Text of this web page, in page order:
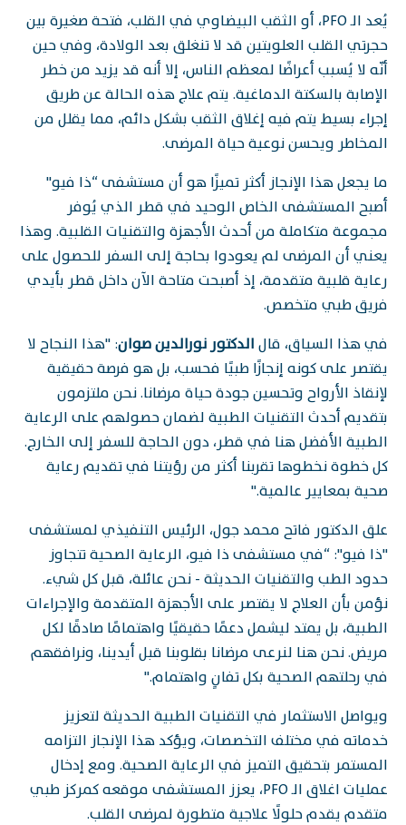
يُعد الـ PFO، أو الثقب البيضاوي في القلب، فتحة صغيرة بين
حجرتي القلب العلويتين قد لا تنغلق بعد الولادة، وفي حين
أنّه لا يُسبب أعراضًا لمعظم الناس، إلا أنه قد يزيد من خطر
الإصابة بالسكتة الدماغية. يتم علاج هذه الحالة عن طريق
إجراء بسيط يتم فيه إغلاق الثقب بشكل دائم، مما يقلل من
المخاطر ويحسن نوعية حياة المرضى.
ما يجعل هذا الإنجاز أكثر تميزًا هو أن مستشفى “ذا فيو"
أصبح المستشفى الخاص الوحيد في قطر الذي يُوفر
مجموعة متكاملة من أحدث الأجهزة والتقنيات القلبية. وهذا
يعني أن المرضى لم يعودوا بحاجة إلى السفر للحصول على
رعاية قلبية متقدمة، إذ أصبحت متاحة الآن داخل قطر بأيدي
فريق طبي متخصص.
في هذا السياق، قالالدكتور نورالدين صوان: "هذا النجاح لا
يقتصر على كونه إنجازًا طبيًا فحسب، بل هو فرصة حقيقية
لإنقاذ الأرواح وتحسين جودة حياة مرضانا. نحن ملتزمون
بتقديم أحدث التقنيات الطبية لضمان حصولهم على الرعاية
الطبية الأفضل هنا في قطر، دون الحاجة للسفر إلى الخارج.
كل خطوة نخطوها تقربنا أكثر من رؤيتنا في تقديم رعاية
صحية بمعايير عالمية."
علق الدكتور فاتح محمد جول، الرئيس التنفيذي لمستشفى
"ذا فيو": “في مستشفى ذا فيو، الرعاية الصحية تتجاوز
حدود الطب والتقنيات الحديثة - نحن عائلة، قبل كل شيء.
نؤمن بأن العلاج لا يقتصر على الأجهزة المتقدمة والإجراءات
الطبية، بل يمتد ليشمل دعمًا حقيقيًا واهتمامًا صادقًا لكل
مريض. نحن هنا لنرعى مرضانا بقلوبنا قبل أيدينا، ونرافقهم
في رحلتهم الصحية بكل تفانٍ واهتمام."
ويواصل الاستثمار في التقنيات الطبية الحديثة لتعزيز
خدماته في مختلف التخصصات، ويؤكد هذا الإنجاز التزامه
المستمر بتحقيق التميز في الرعاية الصحية. ومع إدخال
عمليات اغلاق الـ PFO، يعزز المستشفى موقعه كمركز طبي
متقدم يقدم حلولًا علاجية متطورة لمرضى القلب.